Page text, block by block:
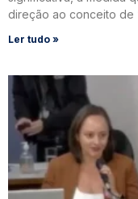
direção ao conceito de
Ler tudo »